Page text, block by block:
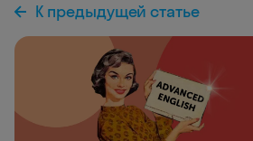
К предыдущей статье